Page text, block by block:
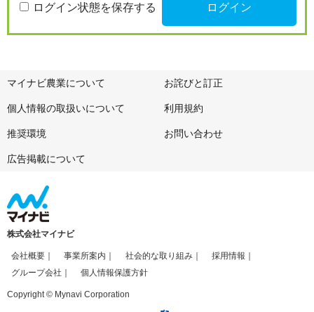
ログイン状態を保存する
マイナビ農業について お詫びと訂正
個人情報の取扱いについて 利用規約
推奨環境 お問い合わせ
広告掲載について
株式会社マイナビ
会社概要 事業所案内 社会的な取り組み
採用情報
グループ会社
個人情報保護方針
Copyright © Mynavi Corporation